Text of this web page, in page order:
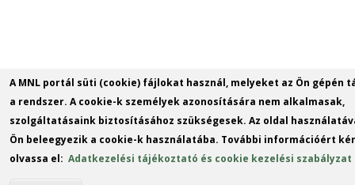
A MNL portál süti (cookie) fájlokat használ, melyeket az Ön gépén
a rendszer. A cookie-k személyek azonosítására nem alkalmasak,
szolgáltatásaink biztosításához szükségesek. Az oldal
Ön beleegyezik a cookie-k használatába. További információért
olvassa el:Adatkezelési tájékoztató és cookie kezelési szabályzat